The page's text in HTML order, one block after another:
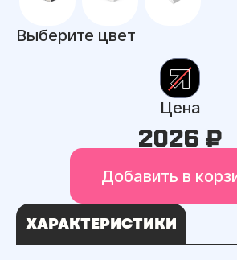
Выберите цвет
Цена
2026 ₽
Добавить в
ХАРАКТЕРИСТИКИ